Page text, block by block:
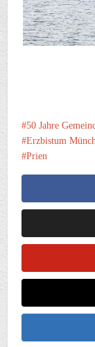
50 Jahre
Erzbistum
Prien